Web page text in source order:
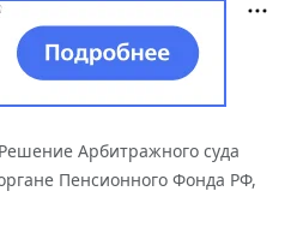
Решение Арбитражного суда
Пенсионного Фонда РФ,